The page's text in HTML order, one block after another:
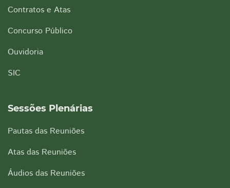
Contratos e Atas
Concurso Público
Ouvidoria
SIC
Sessões Plenárias
Pautas das Reuniões
Atas das Reuniões
Áudios das Reuniões